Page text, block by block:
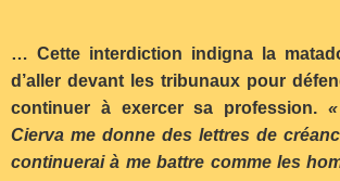
… Cette interdiction indigna la
d’aller devant les tribunaux pour
continuer à exercer sa profession.
Cierva me donne des lettres de
continuerai à me battre comme les